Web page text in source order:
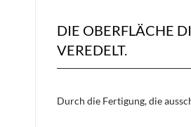
DIE OBERFLÄCHE
VEREDELT.
Durch die Fertigung, die